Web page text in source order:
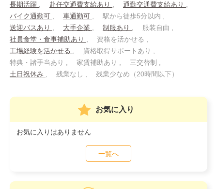
長期活躍
赴任交通費支給あり
通勤交通費支給あり
バイク通勤可
車通勤可
駅から徒歩5分以内
送迎バスあり
大手企業 制服あり
服装自由
社員食堂・食事補助あり
資格を活かせる
工場経験を活かせる
資格取得サポートあり
特典・諸手当あり
家賃補助あり
三交替制
土日祝休み
残業なし 残業少なめ（20時間以下）
お気に入り
お気に入りはありません
一覧へ